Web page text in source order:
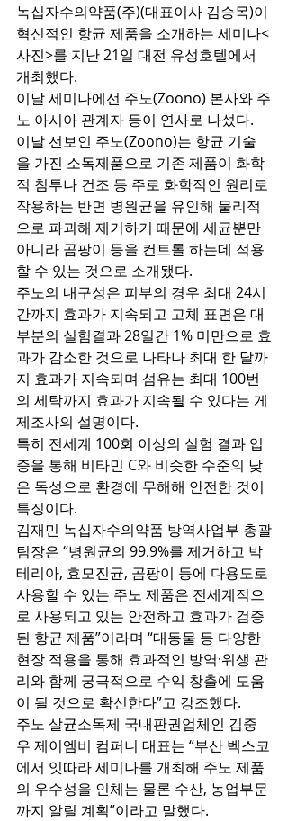
녹십자수의약품(주)(대표이사 김승목)이
혁신적인 항균 제품을 소개하는 세미나<
사진>를 지난 21일 대전 유성호텔에서
개최했다.
이날 세미나에선 주노(Zoono) 본사와 주
노 아시아 관계자 등이 연사로 나섰다.
이날 선보인 주노(Zoono)는 항균 기술
을 가진 소독제품으로 기존 제품이 화학
적 침투나 건조 등 주로 화학적인 원리로
작용하는 반면 병원균을 유인해 물리적
으로 파괴해 제거하기 때문에 세균뿐만
아니라 곰팡이 등을 컨트롤 하는데 적용
할 수 있는 것으로 소개됐다.
주노의 내구성은 피부의 경우 최대 24시
간까지 효과가 지속되고 고체 표면은 대
부분의 실험결과 28일간 1% 미만으로 효
과가 감소한 것으로 나타나 최대 한 달까
지 효과가 지속되며 섬유는 최대 100번
의 세탁까지 효과가 지속될 수 있다는 게
제조사의 설명이다.
특히 전세계 100회 이상의 실험 결과 입
증을 통해 비타민 C와 비슷한 수준의 낮
은 독성으로 환경에 무해해 안전한 것이
특징이다.
김재민 녹십자수의약품 방역사업부 총괄
팀장은 “병원균의 99.9%를 제거하고 박
테리아, 효모진균, 곰팡이 등에 다용도로
사용할 수 있는 주노 제품은 전세계적으
로 사용되고 있는 안전하고 효과가 검증
된 항균 제품”이라며 “대동물 등 다양한
현장 적용을 통해 효과적인 방역·위생 관
리와 함께 궁극적으로 수익 창출에 도움
이 될 것으로 확신한다”고 강조했다.
주노 살균소독제 국내판권업체인 김중
우 제이엠비 컴퍼니 대표는 “부산 벡스코
에서 잇따라 세미나를 개최해 주노 제품
의 우수성을 인체는 물론 수산, 농업부문
까지 알릴 계획”이라고 말했다.